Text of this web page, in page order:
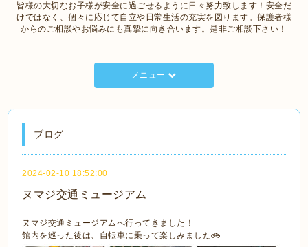
皆様の大切なお子様が安全に過ごせるように日々努力致します！安全だ
けではなく、個々に応じて自立や日常生活の充実を図ります。保護者様
からのご相談やお悩みにも真摯に向き合います。是非ご相談下さい！
メニュー
ブログ
2024-02-10 18:52:00
ヌマジ交通ミュージアム
ヌマジ交通ミュージアムへ行ってきました！
館内を巡った後は、自転車に乗って楽しみました🚲